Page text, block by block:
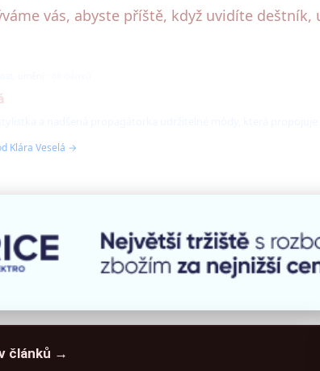
vás, abyste příště, když uvidíte
Klára Veselá →
článků →